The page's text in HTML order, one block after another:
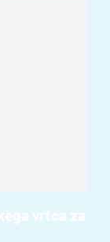
vrtca za